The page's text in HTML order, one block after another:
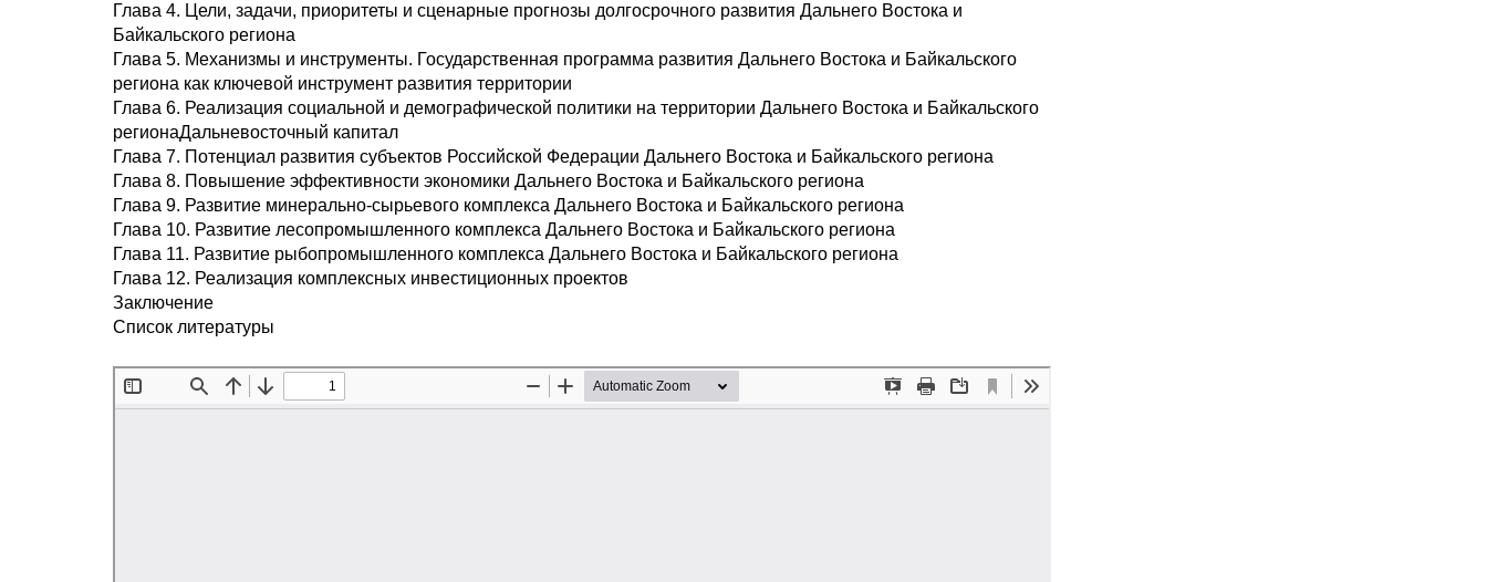
Глава 4. Цели, задачи, приоритеты и сценарные прогнозы долгосрочного развития Дальнего Востока и
Байкальского региона
Глава 5. Механизмы и инструменты. Государственная программа развития Дальнего Востока и Байкальского
региона как ключевой инструмент развития территории
Глава 6. Реализация социальной и демографической политики на территории Дальнего Востока и Байкальского
регионаДальневосточный капитал
Глава 7. Потенциал развития субъектов Российской Федерации Дальнего Востока и Байкальского региона
Глава 8. Повышение эффективности экономики Дальнего Востока и Байкальского региона
Глава 9. Развитие минерально-сырьевого комплекса Дальнего Востока и Байкальского региона
Глава 10. Развитие лесопромышленного комплекса Дальнего Востока и Байкальского региона
Глава 11. Развитие рыбопромышленного комплекса Дальнего Востока и Байкальского региона
Глава 12. Реализация комплексных инвестиционных проектов
Заключение
Список литературы